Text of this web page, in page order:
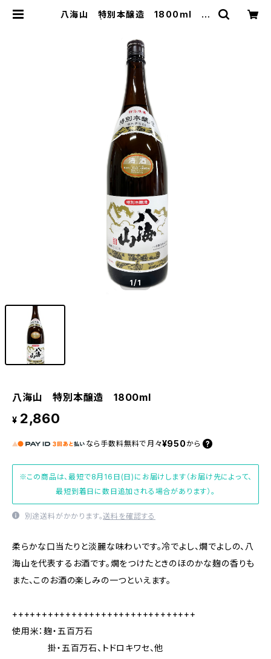
八海山 特別本醸造 1800ml
1/1
八海山 特別本醸造 1800ml
¥ 2,860
なら 手数料無料で 月々¥950 から
※この商品は、最短で8月16日(日)にお届けします（お届け先によって、
最短到着日に数日追加される場合があります）。
別途送料がかかります。送料を確認する
柔らかな口当たりと淡麗な味わいです。冷でよし、燗でよしの、八
海山を代表するお酒です。燗をつけたときのほのかな麹の香りも
また、このお酒の楽しみの一つといえます。
+++++++++++++++++++++++++++++++
使用米：麹・五百万石
掛・五百万石、トドロキワセ、他